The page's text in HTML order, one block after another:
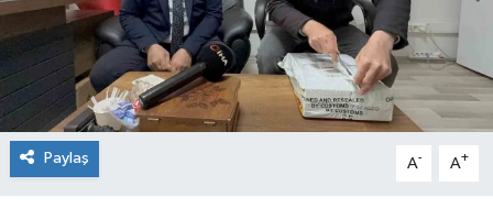
Paylaş A- A+
Teknoloji
Tokat Haberleri
Yaşam